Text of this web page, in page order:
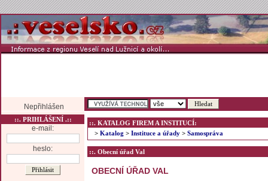
Nepřihlášen
::. PRIHLÁŠENÍ .::
e-mail:
heslo:
::. KATALOG FIREM A INSTITUCÍ:
> Katalog > Instituce a úřady > Samospráva
::. Obecní úřad Val
OBECNÍ ÚŘAD VAL